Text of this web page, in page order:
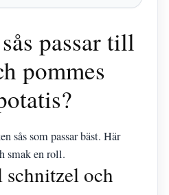
passar till
pommes
sås som passar bäst. Här
smak en roll.
och